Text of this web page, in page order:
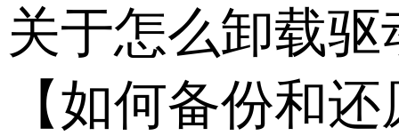
关于怎么卸载
【如何备份